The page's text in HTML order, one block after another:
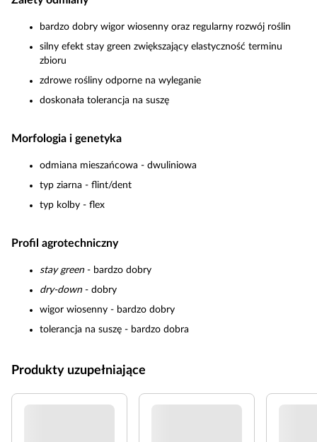
bardzo dobry wigor wiosenny oraz regularny rozwój roślin
silny efekt stay green zwiększający elastyczność terminu
zbioru
zdrowe rośliny odporne na wyleganie
doskonała tolerancja na suszę
Morfologia i genetyka
odmiana mieszańcowa - dwuliniowa
typ ziarna - flint/dent
typ kolby - flex
Profil agrotechniczny
stay green - bardzo dobry
dry-down - dobry
wigor wiosenny - bardzo dobry
tolerancja na suszę - bardzo dobra
Produkty uzupełniające